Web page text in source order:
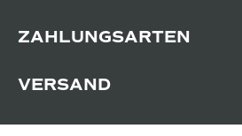
ZAHLUNGSARTEN
VERSAND